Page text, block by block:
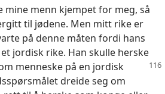
mine menn kjempet for meg, så
til jødene. Men mitt rike er
på denne måten fordi hans
jordisk rike. Han skulle herske
menneske på en jordisk
dreide seg om